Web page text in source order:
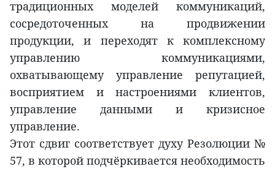
традиционных моделей коммуникаций,
сосредоточенных на продвижении
продукции, и переходят к комплексному
управлению коммуникациями,
охватывающему управление репутацией,
восприятием и настроениями клиентов,
управление данными и кризисное
управление.
Этот сдвиг соответствует духу Резолюции №
57, в которой подчёркивается необходимость